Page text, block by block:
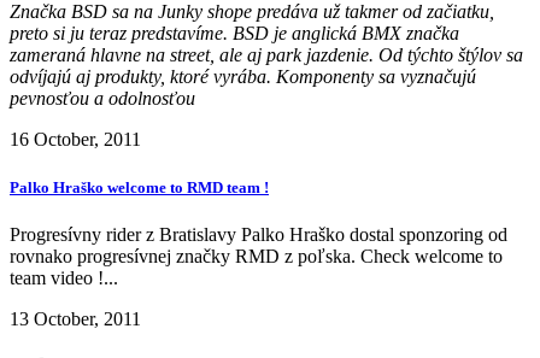
Značka BSD sa na Junky shope predáva už takmer od začiatku,
preto si ju teraz predstavíme. BSD je anglická BMX značka
zameraná hlavne na street, ale aj park jazdenie. Od týchto štýlov sa
odvíjajú aj produkty, ktoré vyrába. Komponenty sa vyznačujú
pevnosťou a odolnosťou
16 October, 2011
Palko Hraško welcome to RMD team !
Progresívny rider z Bratislavy Palko Hraško dostal sponzoring od
rovnako progresívnej značky RMD z poľska. Check welcome to
team video !...
13 October, 2011